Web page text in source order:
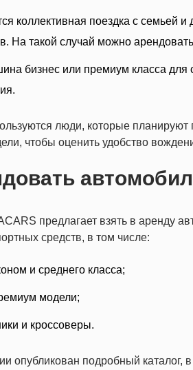
коллективная поездка с семьей
На такой случай можно
бизнес или премиум класса для
люди, которые планируют
чтобы оценить удобство
предлагает взять в аренду
средств, в том числе:
и среднего класса;
модели;
и кроссоверы.
опубликован подробный